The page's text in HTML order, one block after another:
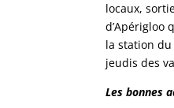
locaux,
d’Apérigloo
la station
jeudis des
Les bonnes